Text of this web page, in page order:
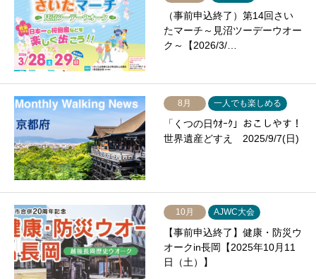
（事前申込終了）第14回さい
たマーチ～見沼ツーデーウオー
ク～【2026/3/…
8月 一人でも楽しめる
「くつの日ｳｵｰｸ」おこしやす！
世界遺産どすえ 2025/9/7(日)
10月 AJWC大会
【事前申込終了】健康・防災ウ
オークin長岡【2025年10月11
日（土）】